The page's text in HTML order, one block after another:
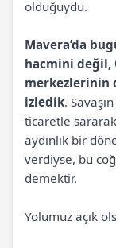
olduğuydu.
Mavera’da
hacmini değil,
merkezlerinin
izledik.
ticaretle
aydınlık bir
verdiyse, bu
demektir.
Yolumuz açık